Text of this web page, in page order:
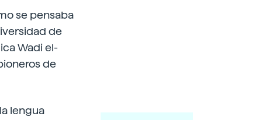
se pensaba
de
Wadi el-
de
lengua